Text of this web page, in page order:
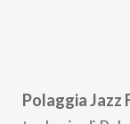
Polaggia Jazz